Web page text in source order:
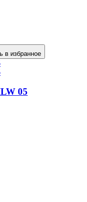
в избранное
05